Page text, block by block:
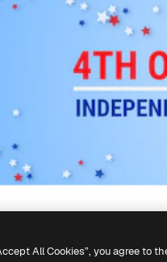
All Cookies”, you agree to